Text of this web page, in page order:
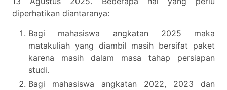
diperhatikan diantaranya:
Bagi mahasiswa angkatan 2025 maka
matakuliah yang diambil masih bersifat paket
karena masih dalam masa tahap persiapan
studi.
Bagi mahasiswa angkatan 2022, 2023 dan